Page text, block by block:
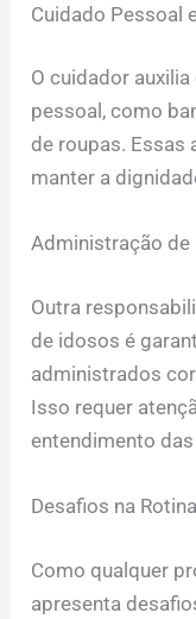
Cuidado Pessoal
O cuidador
pessoal, como
de roupas. Essas
manter a
Administração
Outra
de idosos é
administrados
Isso requer
entendimento
Desafios na
Como qualquer
apresenta